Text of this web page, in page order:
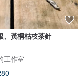
、黃桐枯枝茶針
工作室